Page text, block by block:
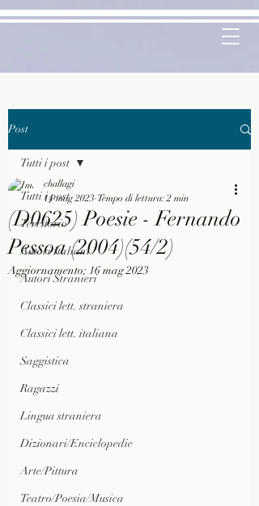
Post
Tutti i post
Territorio
Autori Italiani
Autori Stranieri
Classici lett. straniera
Classici lett. italiana
Saggistica
Ragazzi
Lingua straniera
Dizionari/Enciclopedie
Arte/Pittura
Teatro/Poesia/Musica
Tutti i post
(D0625) Poesie - Fernando
Pessoa (2004)(54/2)
challagi
14 mag 2023 Tempo di lettura: 2 min
Aggiornamento: 16 mag 2023